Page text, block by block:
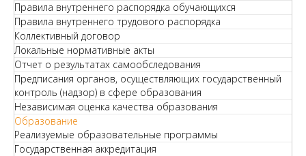
Правила внутреннего распорядка обучающихся
Правила внутреннего трудового распорядка
Коллективный договор
Локальные нормативные акты
Отчет о результатах самообследования
Предписания органов, осуществляющих государственный
контроль (надзор) в сфере образования
Независимая оценка качества образования
Образование
Реализуемые образовательные программы
Государственная аккредитация